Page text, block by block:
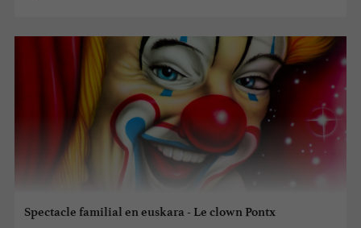
Spectacle familial en euskara - Le clown Pontx